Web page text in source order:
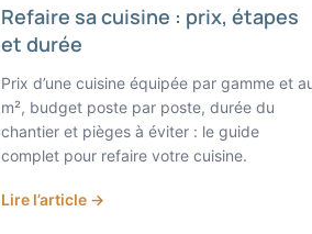
Refaire sa cuisine : prix, étapes
et durée
Prix d’une cuisine équipée par gamme et
m², budget poste par poste, durée du
chantier et pièges à éviter : le guide
complet pour refaire votre cuisine.
Lire l’article →